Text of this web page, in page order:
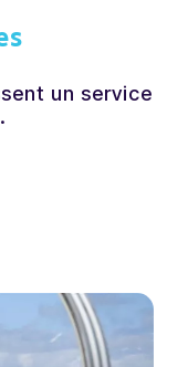
un service